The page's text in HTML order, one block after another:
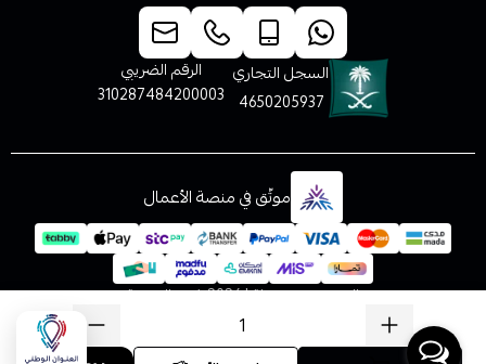
السجل التجاري
4650205937
الرقم الضريبي
310287484200003
موثّق في منصة الأعمال
الحقوق محفوظة | 2026 فيب المدينة